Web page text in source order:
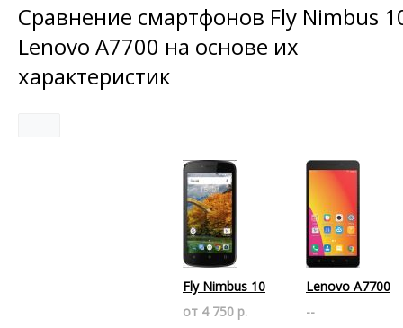
Сравнение смартфонов Fly Nimbus
Lenovo A7700 на основе их
характеристик
Fly Nimbus 10
от 4 750 р.
Lenovo A7700
--